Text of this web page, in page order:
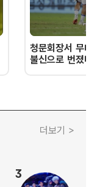
청문회장서 무너
불신으로 번졌
더보기 >
3